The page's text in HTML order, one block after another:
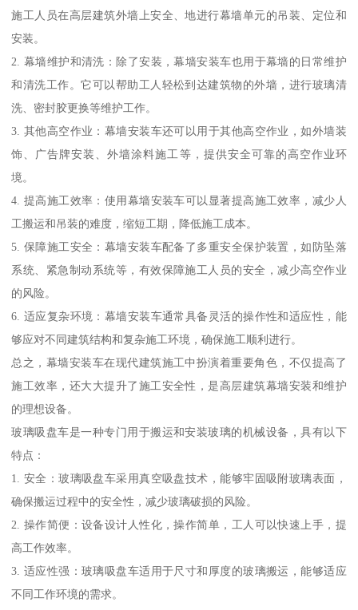
施工人员在高层建筑外墙上安全、地进行幕墙单元的吊装、定位和
安装。
2. 幕墙维护和清洗：除了安装，幕墙安装车也用于幕墙的日常维护
和清洗工作。它可以帮助工人轻松到达建筑物的外墙，进行玻璃清
洗、密封胶更换等维护工作。
3. 其他高空作业：幕墙安装车还可以用于其他高空作业，如外墙装
饰、广告牌安装、外墙涂料施工等，提供安全可靠的高空作业环
境。
4. 提高施工效率：使用幕墙安装车可以显著提高施工效率，减少人
工搬运和吊装的难度，缩短工期，降低施工成本。
5. 保障施工安全：幕墙安装车配备了多重安全保护装置，如防坠落
系统、紧急制动系统等，有效保障施工人员的安全，减少高空作业
的风险。
6. 适应复杂环境：幕墙安装车通常具备灵活的操作性和适应性，能
够应对不同建筑结构和复杂施工环境，确保施工顺利进行。
总之，幕墙安装车在现代建筑施工中扮演着重要角色，不仅提高了
施工效率，还大大提升了施工安全性，是高层建筑幕墙安装和维护
的理想设备。
玻璃吸盘车是一种专门用于搬运和安装玻璃的机械设备，具有以下
特点：
1. 安全：玻璃吸盘车采用真空吸盘技术，能够牢固吸附玻璃表面，
确保搬运过程中的安全性，减少玻璃破损的风险。
2. 操作简便：设备设计人性化，操作简单，工人可以快速上手，提
高工作效率。
3. 适应性强：玻璃吸盘车适用于尺寸和厚度的玻璃搬运，能够适应
不同工作环境的需求。